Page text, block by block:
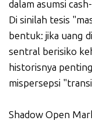
dalam asumsi
Di sinilah tesis
bentuk: jika uang
sentral berisiko
historisnya
mispersepsi
Shadow Open